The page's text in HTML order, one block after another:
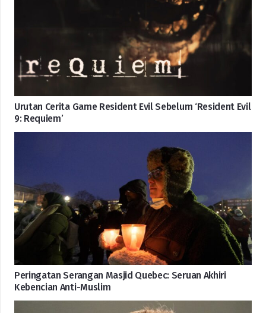
Urutan Cerita Game Resident Evil Sebelum ‘Resident Evil
9: Requiem’
Peringatan Serangan Masjid Quebec: Seruan Akhiri
Kebencian Anti-Muslim